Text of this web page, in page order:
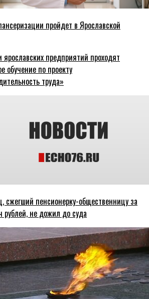
пройдет в Ярославской
ярославских предприятий проходят
обучение по проекту
труда»
сжегший пенсионерку-общественницу за
рублей, не дожил до суда